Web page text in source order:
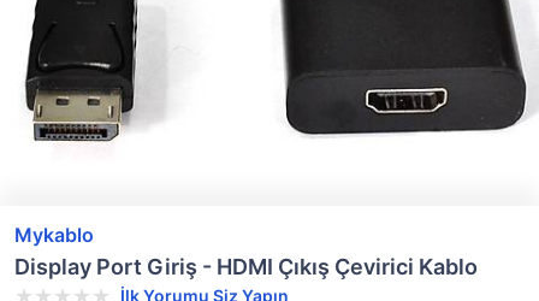
Mykablo
Display Port Giriş - HDMI Çıkış Çevirici Kablo
İlk Yorumu Siz Yapın